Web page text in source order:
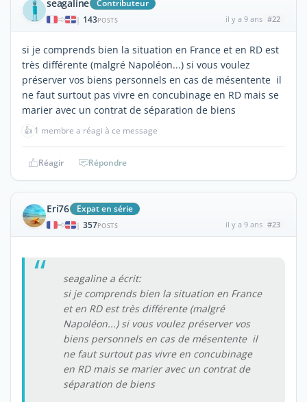
seagaline Contributeur
| 143POSTS il y a 9 ans #22
si je comprends bien la situation en France et en RD est
très différente (malgré Napoléon...) si vous voulez
préserver vos biens personnels en cas de mésentente il
ne faut surtout pas vivre en concubinage en RD mais se
marier avec un contrat de séparation de biens
👍 1 membre a réagi à ce message
Réagir Répondre
Eri76 Expat en série
| 357POSTS il y a 9 ans #23
seagaline a écrit:
si je comprends bien la situation en France
et en RD est très différente (malgré
Napoléon...) si vous voulez préserver vos
biens personnels en cas de mésentente il
ne faut surtout pas vivre en concubinage
en RD mais se marier avec un contrat de
séparation de biens